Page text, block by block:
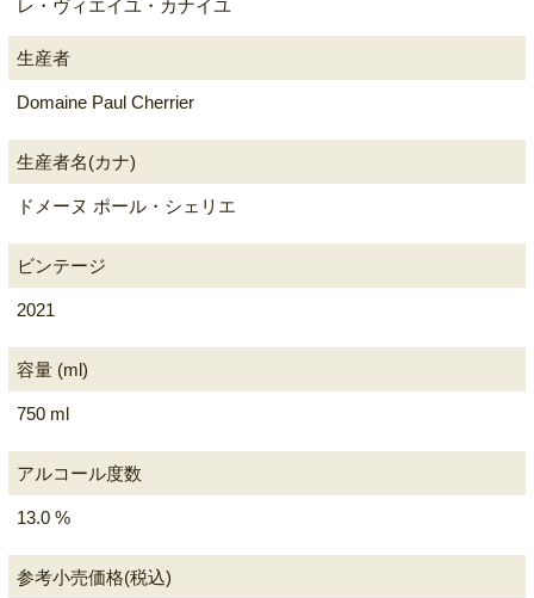
レ・ヴィエイユ・カナイユ
生産者
Domaine Paul Cherrier
生産者名(カナ)
ドメーヌ ポール・シェリエ
ビンテージ
2021
容量 (ml)
750 ml
アルコール度数
13.0 %
参考小売価格(税込)